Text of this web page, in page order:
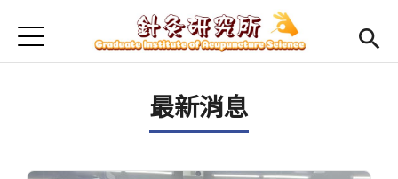
首頁
最新消息
Jump to Navigation
Jump to Main content
最新消息